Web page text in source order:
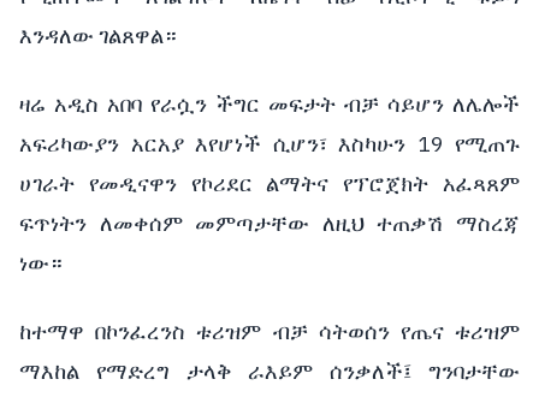
እንዳለው ገልጸዋል።
ዛሬ አዲስ አበባ የራሷን ችግር መፍታት ብቻ ሳይሆን ለሌሎች
አፍሪካውያን አርአያ እየሆነች ሲሆን፣ እስካሁን 19 የሚጠጉ
ሀገራት
የመዲናዋን የኮሪደር ልማትና የፕሮጀክት
አፈጻጸም
ፍጥነትን ለመቀሰም መምጣታቸው ለዚህ ተጠቃሽ
ማስረጃ
ነው።
ከተማዋ በኮንፈረንስ ቱሪዝም ብቻ ሳትወሰን የጤና ቱሪዝም
ማእከል
የማድረግ ታላቅ ራእይም ሰንቃለች፤
ግንባታቸው